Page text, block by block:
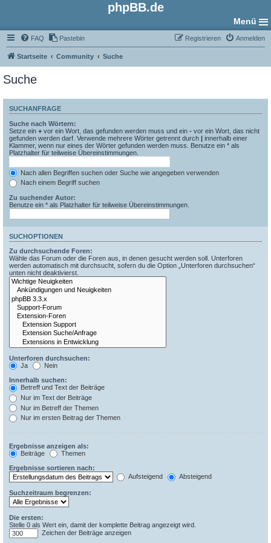
phpBB.de
Menü
FAQ Pastebin Anmelden
Registrieren
Startseite Community Suche
Suche
SUCHANFRAGE
Suche nach Wörtern:
Setze ein + vor ein Wort, das gefunden werden muss und ein - vor ein Wort, das nicht
gefunden werden darf. Verwende mehrere Wörter getrennt durch | innerhalb einer
Klammer, wenn nur eines der Wörter gefunden werden muss. Benutze ein * als
Platzhalter für teilweise Übereinstimmungen.
Nach allen Begriffen suchen oder Suche wie angegeben verwenden
Nach einem Begriff suchen
Zu suchender Autor:
Benutze ein * als Platzhalter für teilweise Übereinstimmungen.
SUCHOPTIONEN
Zu durchsuchende Foren:
Wähle das Forum oder die Foren aus, in denen gesucht werden soll. Unterforen
werden automatisch mit durchsucht, sofern du die Option „Unterforen durchsuchen“
unten nicht deaktivierst.
Unterforen durchsuchen:
Ja
Nein
Innerhalb suchen:
Betreff und Text der Beiträge
Nur im Text der Beiträge
Nur im Betreff der Themen
Nur im ersten Beitrag der Themen
Ergebnisse anzeigen als:
Beiträge
Themen
Ergebnisse sortieren nach:
Aufsteigend
Absteigend
Suchzeitraum begrenzen:
Die ersten:
Stelle 0 als Wert ein, damit der komplette Beitrag angezeigt wird.
Zeichen der Beiträge anzeigen